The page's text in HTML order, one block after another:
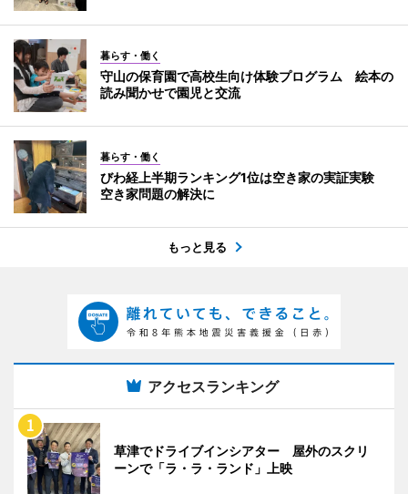
暮らす・働く
守山の保育園で高校生向け体験プログラム 絵本の
読み聞かせで園児と交流
暮らす・働く
びわ経上半期ランキング1位は空き家の実証実験
空き家問題の解決に
もっと見る
アクセスランキング
草津でドライブインシアター 屋外のスクリ
ーンで「ラ・ラ・ランド」上映